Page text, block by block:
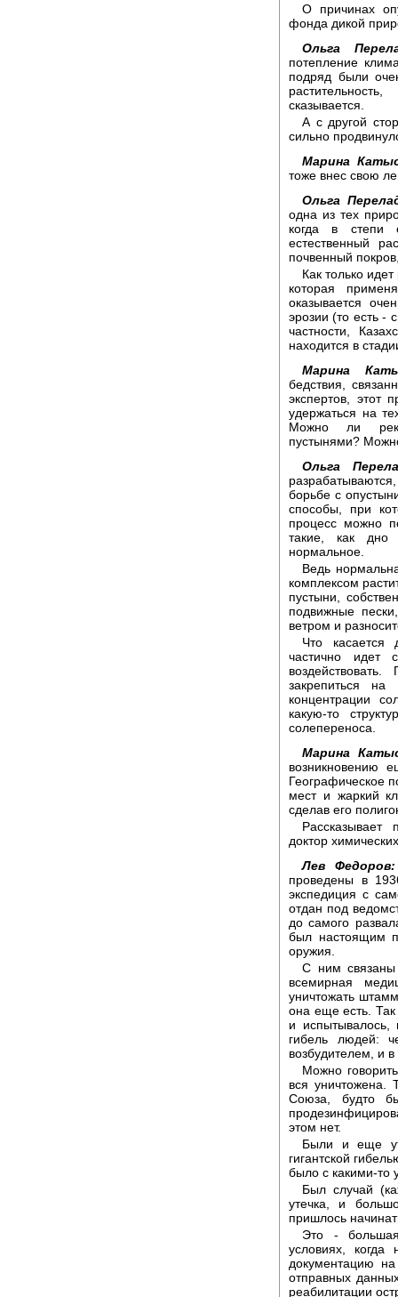
О причинах
фонда дикой
Ольга
потепление
подряд были
сказывается.
А с другой
сильно
Марина
тоже внес свою
Ольга
одна из тех
когда в степи
естественный
почвенный
Как только
которая
оказывается
эрозии (то есть -
частности,
находится в
Марина
бедствия,
экспертов, этот
удержаться на
Можно ли
пустынями?
Ольга
борьбе с
способы, при
процесс можно
такие, как дно
нормальное.
Ведь
комплексом
пустыни,
подвижные
ветром и
Что касается
частично идет
закрепиться
концентрации
какую-то
солепереноса.
Марина
возникновению
Географическое
мест и жаркий
сделав его
Рассказывает
доктор
Лев Федоров:
проведены в
экспедиция с
отдан под
до самого
был настоящим
оружия.
С ним связаны
всемирная
уничтожать
она еще есть.
и испытывалось,
гибель людей:
возбудителем, и
Можно
вся уничтожена.
Союза, будто
этом нет.
Были и еще
гигантской
было с какими-то
Был случай
утечка, и
пришлось
Это -
условиях,
документацию
отправных
реабилитации